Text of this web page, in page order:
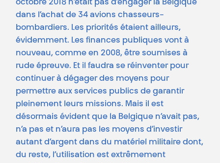
octobre 2018 n’était pas d’engager la Belgique
dans l’achat de 34 avions chasseurs-
bombardiers. Les priorités étaient ailleurs,
évidemment. Les finances publiques vont à
nouveau, comme en 2008, être soumises à
rude épreuve. Et il faudra se réinventer pour
continuer à dégager des moyens pour
permettre aux services publics de garantir
pleinement leurs missions. Mais il est
désormais évident que la Belgique n’avait pas,
n’a pas et n’aura pas les moyens d’investir
autant d’argent dans du matériel militaire dont,
du reste, l’utilisation est extrêmement